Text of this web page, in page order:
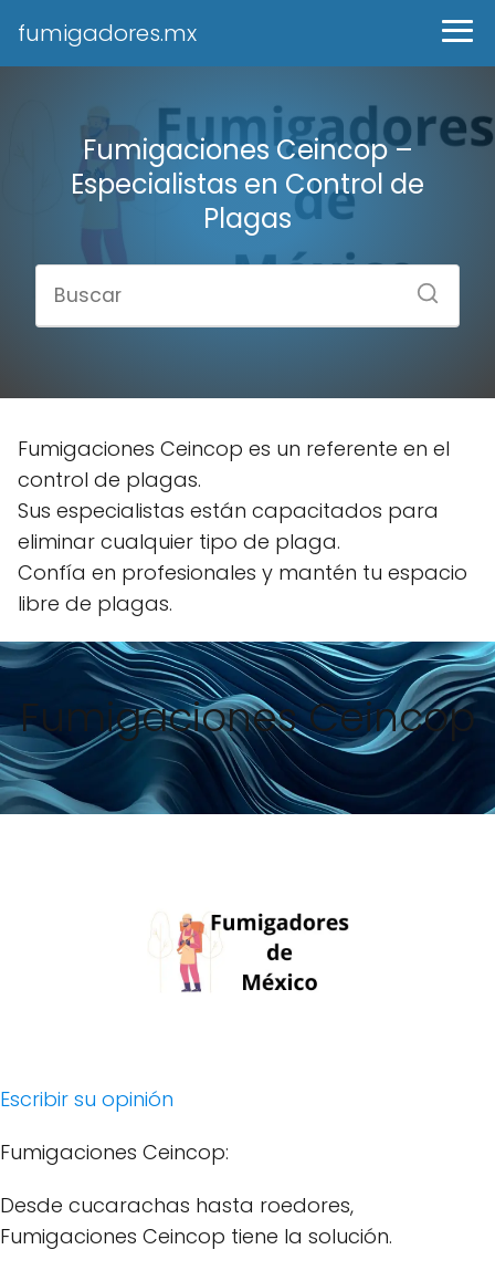
fumigadores.mx
Fumigaciones Ceincop –
Especialistas en Control de
Plagas
Fumigaciones Ceincop es un referente en el
control de plagas.
Sus especialistas están capacitados para
eliminar cualquier tipo de plaga.
Confía en profesionales y mantén tu espacio
libre de plagas.
Fumigaciones Ceincop
Escribir su opinión
Fumigaciones Ceincop:
Desde cucarachas hasta roedores,
Fumigaciones Ceincop tiene la solución.